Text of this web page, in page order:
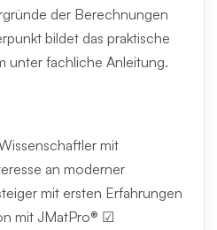
der Berechnungen
bildet das praktische
unter fachliche Anleitung.
mit
an moderner
mit ersten Erfahrungen
mit JMatPro® ☑